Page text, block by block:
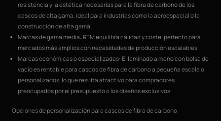
resistencia y la estética necesarias para la fibra de carbono de los
cascos de alta gama, ideal para industrias como la aeroespacial o la
construcción de alta gama.
Marcas de gama media: RTM equilibra calidad y coste, perfecto para
mercados más amplios con necesidades de producción escalables.
Marcas económicas o especializadas: El laminado a mano con bolsa de
vacío es rentable para cascos de fibra de carbono a pequeña escala o
personalizados, lo que resulta atractivo para compradores
preocupados por el presupuesto o los diseños exclusivos.
Opciones de personalización para cascos de fibra de carbono